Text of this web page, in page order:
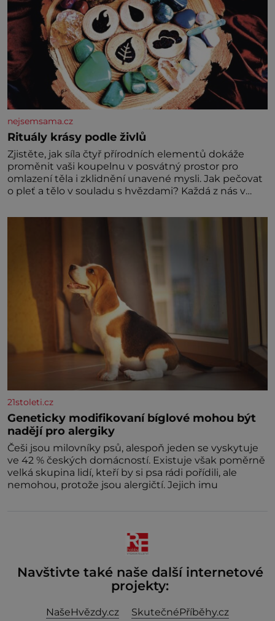
nejsemsama.cz
Rituály krásy podle živlů
Zjistěte, jak síla čtyř přírodních elementů dokáže
proměnit vaši koupelnu v posvátný prostor pro
omlazení těla i zklidnění unavené mysli. Jak pečovat
o pleť a tělo v souladu s hvězdami? Každá z nás v
naší povaze, ale i v potřebách naší pokožky. Ohnivá
znamení Ženy narozené ve znamení Berana, Lva a
Střelce v sobě nesou žár, odvahu a neutuchající elán.
21stoleti.cz
Geneticky modifikovaní bíglové mohou být
nadějí pro alergiky
Češi jsou milovníky psů, alespoň jeden se vyskytuje
ve 42 % českých domácností. Existuje však poměrně
velká skupina lidí, kteří by si psa rádi pořídili, ale
nemohou, protože jsou alergičtí. Jejich imu
Navštivte také naše další internetové
projekty:
NašeHvězdy.cz
SkutečnéPříběhy.cz